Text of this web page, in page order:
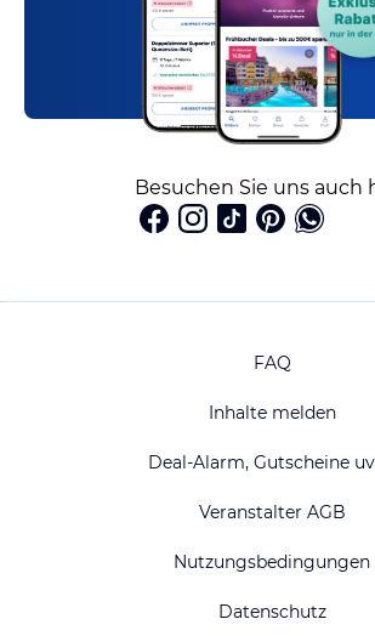
Besuchen Sie uns auch
FAQ
Inhalte melden
Deal-Alarm, Gutscheine
Veranstalter AGB
Nutzungsbedingungen
Datenschutz